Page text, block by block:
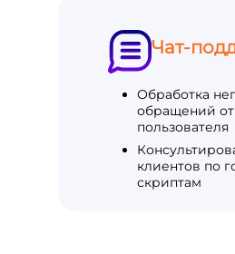
Чат-
Обработка
обращений от
пользователя
клиентов по
скриптам